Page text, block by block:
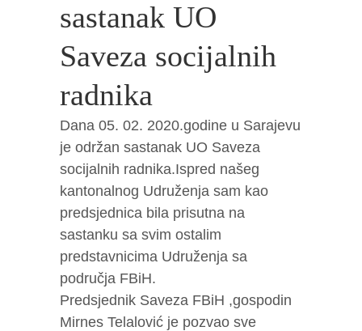
sastanak UO
Saveza socijalnih
radnika
Dana 05. 02. 2020.godine u Sarajevu
je održan sastanak UO Saveza
socijalnih radnika.Ispred našeg
kantonalnog Udruženja sam kao
predsjednica bila prisutna na
sastanku sa svim ostalim
predstavnicima Udruženja sa
područja FBiH.
Predsjednik Saveza FBiH ,gospodin
Mirnes Telalović je pozvao sve